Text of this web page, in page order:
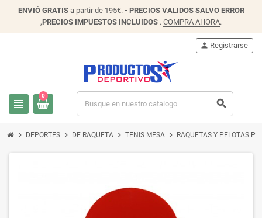
ENVIÓGRATISa partir de 195€. - PRECIOS VALIDOS SALVO ERROR
,PRECIOS IMPUESTOS INCLUIDOS . COMPRA AHORA.
view_headline
person Registrarse
0
search
chevron_right DEPORTES chevron_right DE RAQUETA chevron_right TENIS MESA chevron_right RAQUETAS Y PELOTAS